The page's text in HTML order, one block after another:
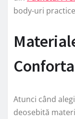
body-uri
Atunci când alegi
deosebită